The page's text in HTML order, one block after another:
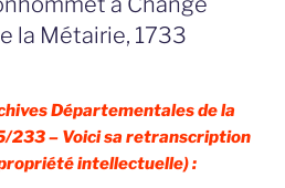
la Métairie, 1733
Départementales de la
233 – Voici sa retranscription
intellectuelle) :